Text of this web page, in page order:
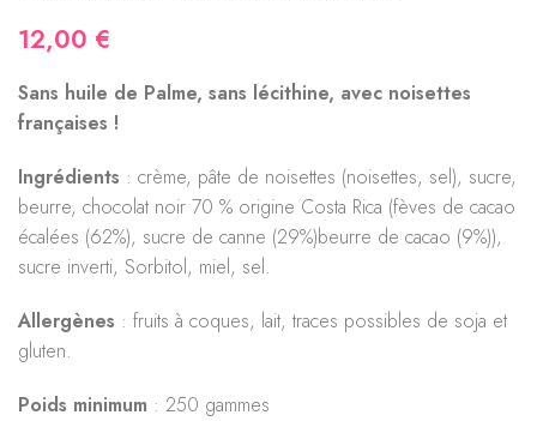
12,00 €
Sans huile de Palme, sans lécithine, avec noisettes
françaises !
Ingrédients : crème, pâte de noisettes (noisettes, sel), sucre,
beurre, chocolat noir 70 % origine Costa Rica (fèves de cacao
écalées (62%), sucre de canne (29%)beurre de cacao (9%)),
sucre inverti, Sorbitol, miel, sel.
Allergènes : fruits à coques, lait, traces possibles de soja et
gluten.
Poids minimum : 250 gammes